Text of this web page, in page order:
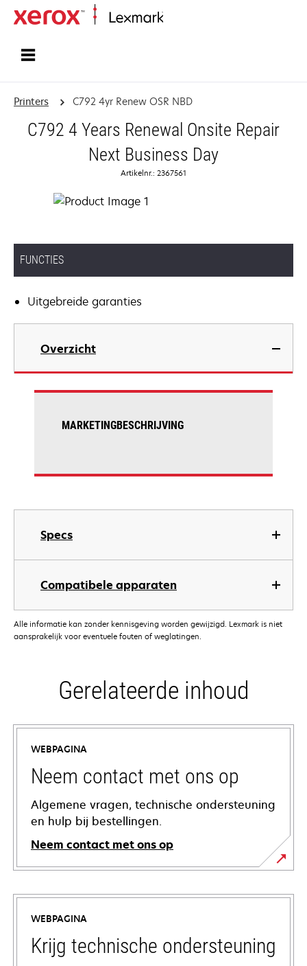
Printers C792 4yr Renew OSR NBD
C792 4 Years Renewal Onsite Repair
Next Business Day
Artikelnr.: 2367561
FUNCTIES
Uitgebreide garanties
Overzicht
Specs
Compatibele apparaten
MARKETINGBESCHRIJVING
Alle informatie kan zonder kennisgeving worden gewijzigd. Lexmark is niet
aansprakelijk voor eventuele fouten of weglatingen.
Gerelateerde inhoud
WEBPAGINA
Neem contact met ons op
Algemene vragen, technische ondersteuning
en hulp bij bestellingen.
Neem contact met ons op
WEBPAGINA
Krijg technische ondersteuning